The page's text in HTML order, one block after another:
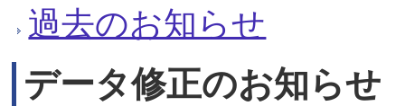
過去のお知らせ
データ修正のお知らせ